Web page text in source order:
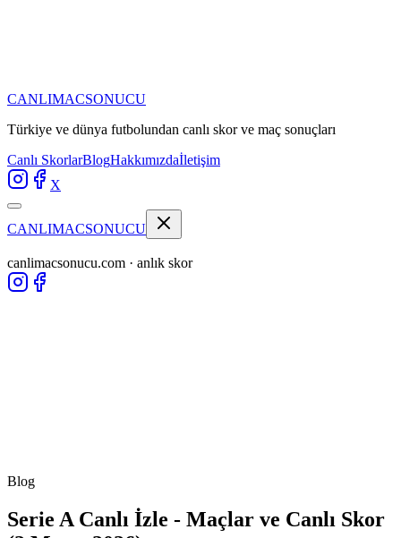
CANLIMACSONUCU
Türkiye ve dünya futbolundan canlı skor ve maç sonuçları
Canlı SkorlarBlogHakkımızdaİletişim
X
CANLIMACSONUCU
canlimacsonucu.com · anlık skor
Blog
Serie A Canlı İzle - Maçlar ve Canlı Skor